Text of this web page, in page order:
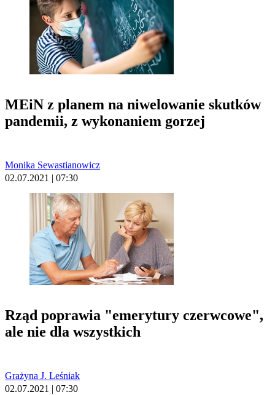
MEiN z planem na niwelowanie skutków
pandemii, z wykonaniem gorzej
Monika Sewastianowicz
02.07.2021 | 07:30
Rząd poprawia "emerytury czerwcowe",
ale nie dla wszystkich
Grażyna J. Leśniak
02.07.2021 | 07:30